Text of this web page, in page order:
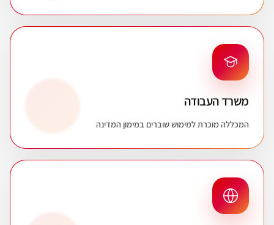
משרד העבודה
המכללה מוכרת למימוש שוברים במימון המדינה